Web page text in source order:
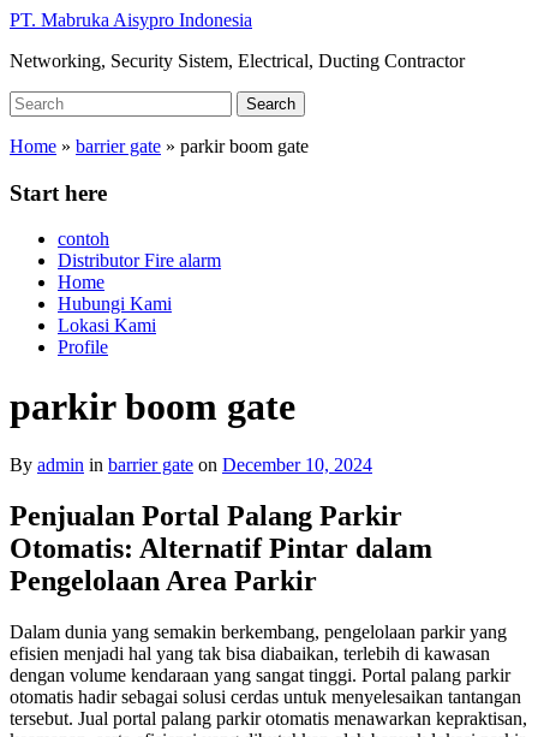
Skip
main
PT. Mabruka Aisypro Indonesia
Networking, Security Sistem, Electrical, Ducting Contractor
Search
for:
Search
Home » barrier gate » parkir boom gate
Start here
contoh
Distributor Fire alarm
Home
Hubungi Kami
Lokasi Kami
Profile
parkir boom gate
By admin in barrier gate on December 10, 2024
Penjualan Portal Palang Parkir
Otomatis: Alternatif Pintar dalam
Pengelolaan Area Parkir
Dalam dunia yang semakin berkembang, pengelolaan parkir yang
efisien menjadi hal yang tak bisa diabaikan, terlebih di kawasan
dengan volume kendaraan yang sangat tinggi. Portal palang parkir
otomatis hadir sebagai solusi cerdas untuk menyelesaikan tantangan
tersebut. Jual portal palang parkir otomatis menawarkan kepraktisan,